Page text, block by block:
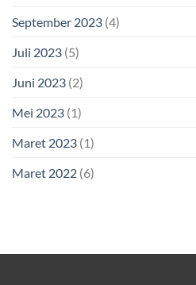
September 2023 (4)
Juli 2023 (5)
Juni 2023 (2)
Mei 2023 (1)
Maret 2023 (1)
Maret 2022 (6)